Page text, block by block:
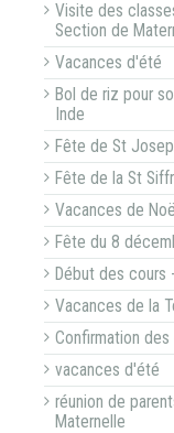
Visite des
Section de
Vacances d'été
Bol de riz pour
Inde
Fête de St
Fête de la St
Vacances de Noël
Fête du 8
Début des cours
Vacances de la
Confirmation
vacances d'été
réunion de
Maternelle